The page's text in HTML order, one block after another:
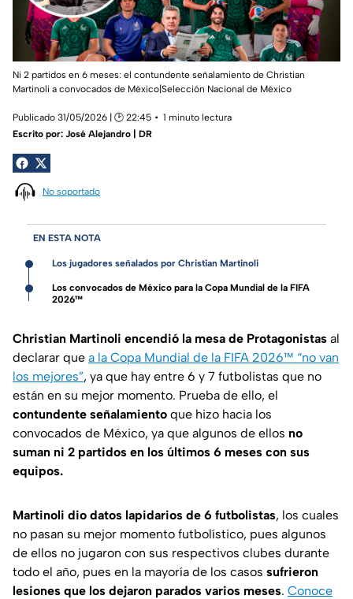
Ni 2 partidos en 6 meses: el contundente señalamiento de Christian
Martinoli a convocados de México|Selección Nacional de México
Publicado 31/05/2026 | 🕑 22:45
1 minuto lectura
Escrito por: José Alejandro | DR
No soportado
EN ESTA NOTA
Los jugadores señalados por Christian Martinoli
Los convocados de México para la Copa Mundial de la FIFA
2026™
Christian Martinoli encendió la mesa de Protagonistas al
declarar que a la Copa Mundial de la FIFA 2026™ “no van
los mejores”, ya que hay entre 6 y 7 futbolistas que no
están en su mejor momento. Prueba de ello, el
contundente señalamiento que hizo hacia los
convocados de México, ya que algunos de ellos no
suman ni 2 partidos en los últimos 6 meses con sus
equipos.
Martinoli dio datos lapidarios de 6 futbolistas, los cuales
no pasan su mejor momento futbolístico, pues algunos
de ellos no jugaron con sus respectivos clubes durante
todo el año, pues en la mayoría de los casos sufrieron
lesiones que los dejaron parados varios meses. Conoce